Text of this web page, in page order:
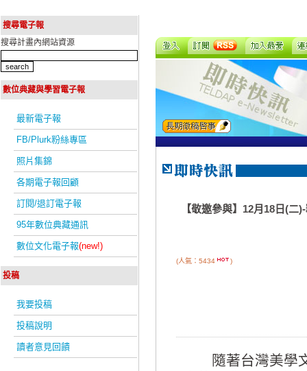
搜尋電子報
搜尋計畫內網站資源
數位典藏與學習電子報
最新電子報
FB/Plurk粉絲專區
照片集錦
各期電子報回顧
訂閱/退訂電子報
95年數位典藏通訊
數位文化電子報(new!)
投稿
我要投稿
投稿說明
讀者意見回饋
【敬邀參與】12月18日(
(人氣：5434 )
隨著台灣美學文